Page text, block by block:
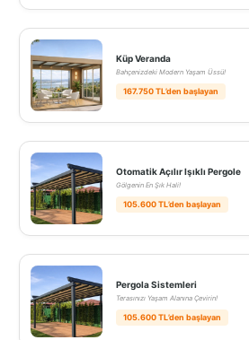
Küp Veranda
Bahçenizdeki Modern Yaşam Üssü!
167.750 TL’den başlayan
Otomatik Açılır Işıklı Pergole
Gölgenin En Şık Hali!
105.600 TL’den başlayan
Pergola Sistemleri
Terasınızı Yaşam Alanına Çevirin!
105.600 TL’den başlayan